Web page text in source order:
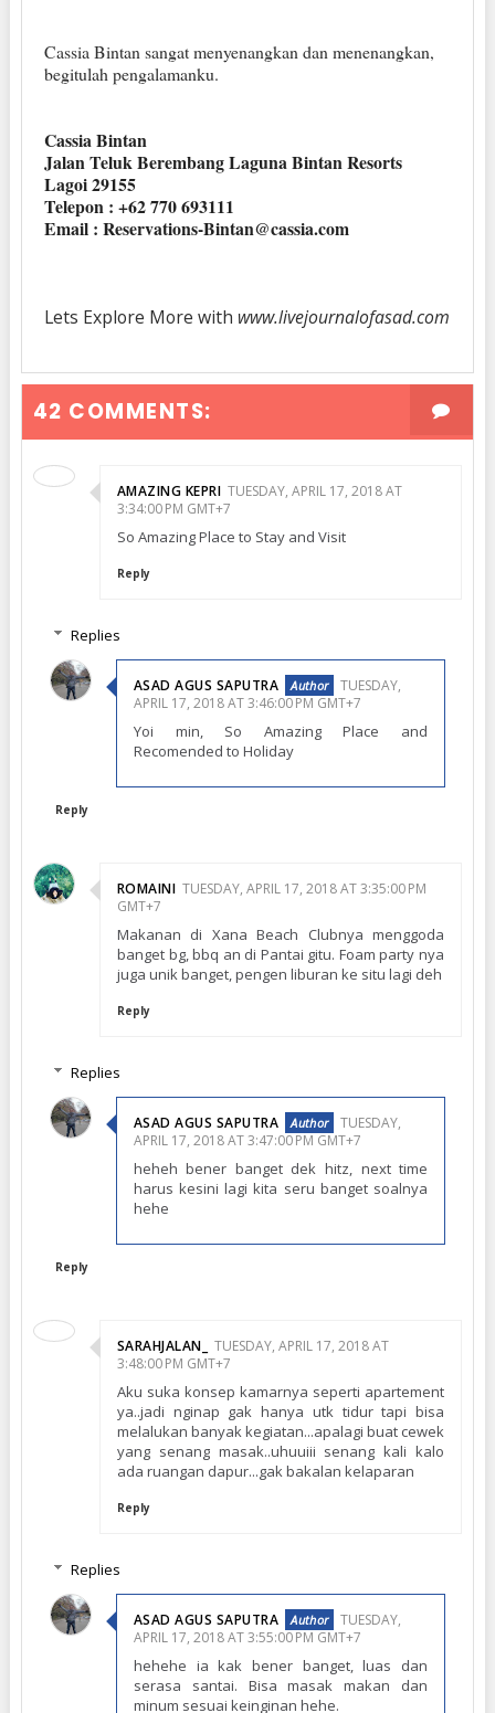
Cassia Bintan sangat menyenangkan dan menenangkan,
begitulah pengalamanku.
Cassia Bintan
Jalan Teluk Berembang Laguna Bintan Resorts
Lagoi 29155
Telepon : +62 770 693111
Email : Reservations-Bintan@cassia.com
Lets Explore More with www.livejournalofasad.com
42 COMMENTS:
AMAZING KEPRI TUESDAY, APRIL 17, 2018 AT
3:34:00 PM GMT+7
So Amazing Place to Stay and Visit
Reply
Replies
ASAD AGUS SAPUTRA
TUESDAY,
APRIL 17, 2018 AT 3:46:00 PM GMT+7
Yoi min, So Amazing Place and
Recomended to Holiday
Reply
ROMAINI TUESDAY, APRIL 17, 2018 AT 3:35:00 PM
GMT+7
Makanan di Xana Beach Clubnya menggoda
banget bg, bbq an di Pantai gitu. Foam party nya
juga unik banget, pengen liburan ke situ lagi deh
Reply
Replies
ASAD AGUS SAPUTRA
TUESDAY,
APRIL 17, 2018 AT 3:47:00 PM GMT+7
heheh bener banget dek hitz, next time
harus kesini lagi kita seru banget soalnya
hehe
Reply
SARAHJALAN_
TUESDAY, APRIL 17, 2018 AT
3:48:00 PM GMT+7
Aku suka konsep kamarnya seperti apartement
ya..jadi nginap gak hanya utk tidur tapi bisa
melalukan banyak kegiatan...apalagi buat cewek
yang senang masak..uhuuiii senang kali kalo
ada ruangan dapur...gak bakalan kelaparan
Reply
Replies
ASAD AGUS SAPUTRA
TUESDAY,
APRIL 17, 2018 AT 3:55:00 PM GMT+7
hehehe ia kak bener banget, luas dan
serasa santai. Bisa masak makan dan
minum sesuai keinginan hehe.